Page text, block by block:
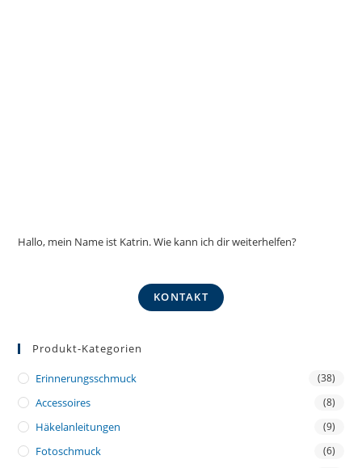
Hallo, mein Name ist Katrin. Wie kann ich dir weiterhelfen?
KONTAKT
Produkt-Kategorien
Erinnerungsschmuck (38)
Accessoires (8)
Häkelanleitungen (9)
Fotoschmuck (6)